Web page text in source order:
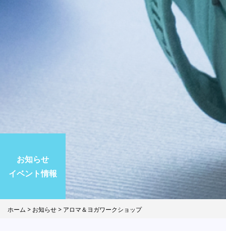
お知らせ
イベント情報
ホーム > お知らせ > アロマ＆ヨガワークショップ